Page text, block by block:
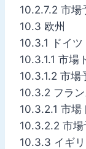
10.2.7.2 市場
10.3 欧州
10.3.1 ドイツ
10.3.1.1 市場
10.3.1.2 市場
10.3.2 フラン
10.3.2.1 市場
10.3.2.2 市場
10.3.3 イギリ